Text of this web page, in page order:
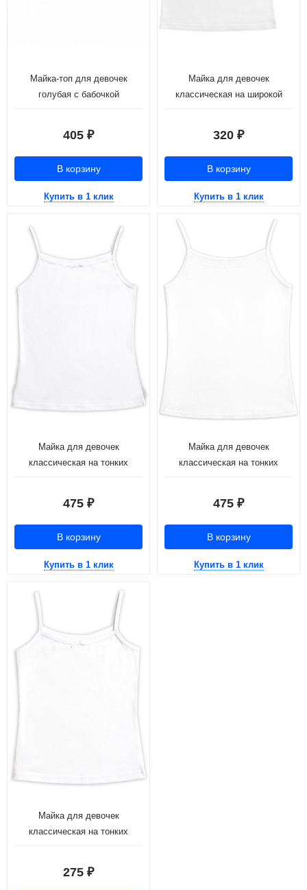
Майка-топ для девочек
голубая c бабочкой
405 ₽
В корзину
Купить в 1 клик
Майка для девочек
классическая на широкой
320 ₽
В корзину
Купить в 1 клик
Майка для девочек
классическая на тонких
475 ₽
В корзину
Купить в 1 клик
Майка для девочек
классическая на тонких
475 ₽
В корзину
Купить в 1 клик
Майка для девочек
классическая на тонких
275 ₽